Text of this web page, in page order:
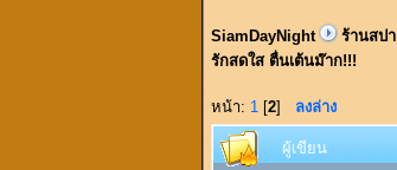
SiamDayNight ร้านสปา
รักสดใส ตื่นเต้นม๊าก!!!
หน้า: 1 [2] ลงล่าง
ผู้เขียน